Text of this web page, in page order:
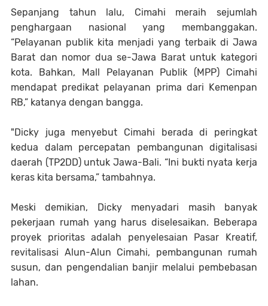
Sepanjang tahun lalu, Cimahi meraih sejumlah
penghargaan nasional yang membanggakan.
“Pelayanan publik kita menjadi yang terbaik di Jawa
Barat dan nomor dua se-Jawa Barat untuk kategori
kota. Bahkan, Mall Pelayanan Publik (MPP) Cimahi
mendapat predikat pelayanan prima dari Kemenpan
RB,” katanya dengan bangga.
"Dicky juga menyebut Cimahi berada di peringkat
kedua dalam percepatan pembangunan digitalisasi
daerah (TP2DD) untuk Jawa-Bali. “Ini bukti nyata kerja
keras kita bersama,” tambahnya.
Meski demikian, Dicky menyadari masih banyak
pekerjaan rumah yang harus diselesaikan. Beberapa
proyek prioritas adalah penyelesaian Pasar Kreatif,
revitalisasi Alun-Alun Cimahi, pembangunan rumah
susun, dan pengendalian banjir melalui pembebasan
lahan.